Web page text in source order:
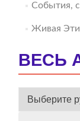
События,
Живая
ВЕСЬ
ВЕСЬ